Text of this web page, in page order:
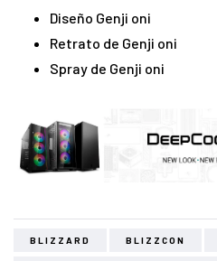
Diseño Genji oni
Retrato de Genji oni
Spray de Genji oni
BLIZZARD BLIZZCON